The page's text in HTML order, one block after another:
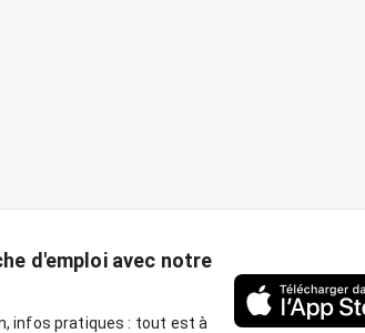
d'emploi avec notre
infos pratiques : tout est à